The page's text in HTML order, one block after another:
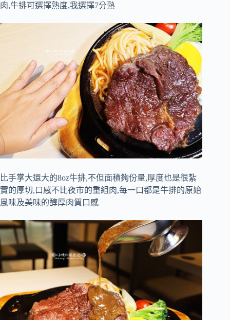
肉,牛排可選擇熟度,我選擇7分熟
比手掌大還大的8oz牛排,不但面積夠份量,厚度也是很紮
實的厚切,口感不比夜市的重組肉,每一口都是牛排的原始
風味及美味的醇厚肉質口感